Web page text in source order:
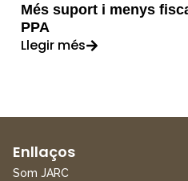
Més suport i menys
PPA
Llegir més
Enllaços
Som JARC